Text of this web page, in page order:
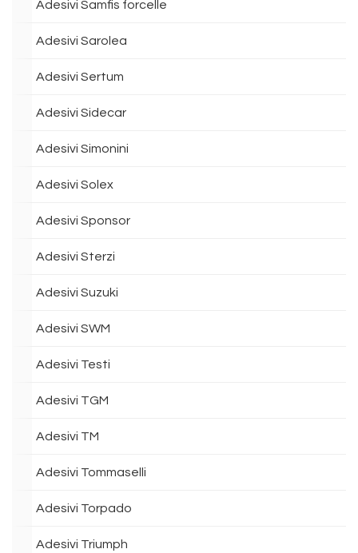
Adesivi Samfis forcelle
Adesivi Sarolea
Adesivi Sertum
Adesivi Sidecar
Adesivi Simonini
Adesivi Solex
Adesivi Sponsor
Adesivi Sterzi
Adesivi Suzuki
Adesivi SWM
Adesivi Testi
Adesivi TGM
Adesivi TM
Adesivi Tommaselli
Adesivi Torpado
Adesivi Triumph